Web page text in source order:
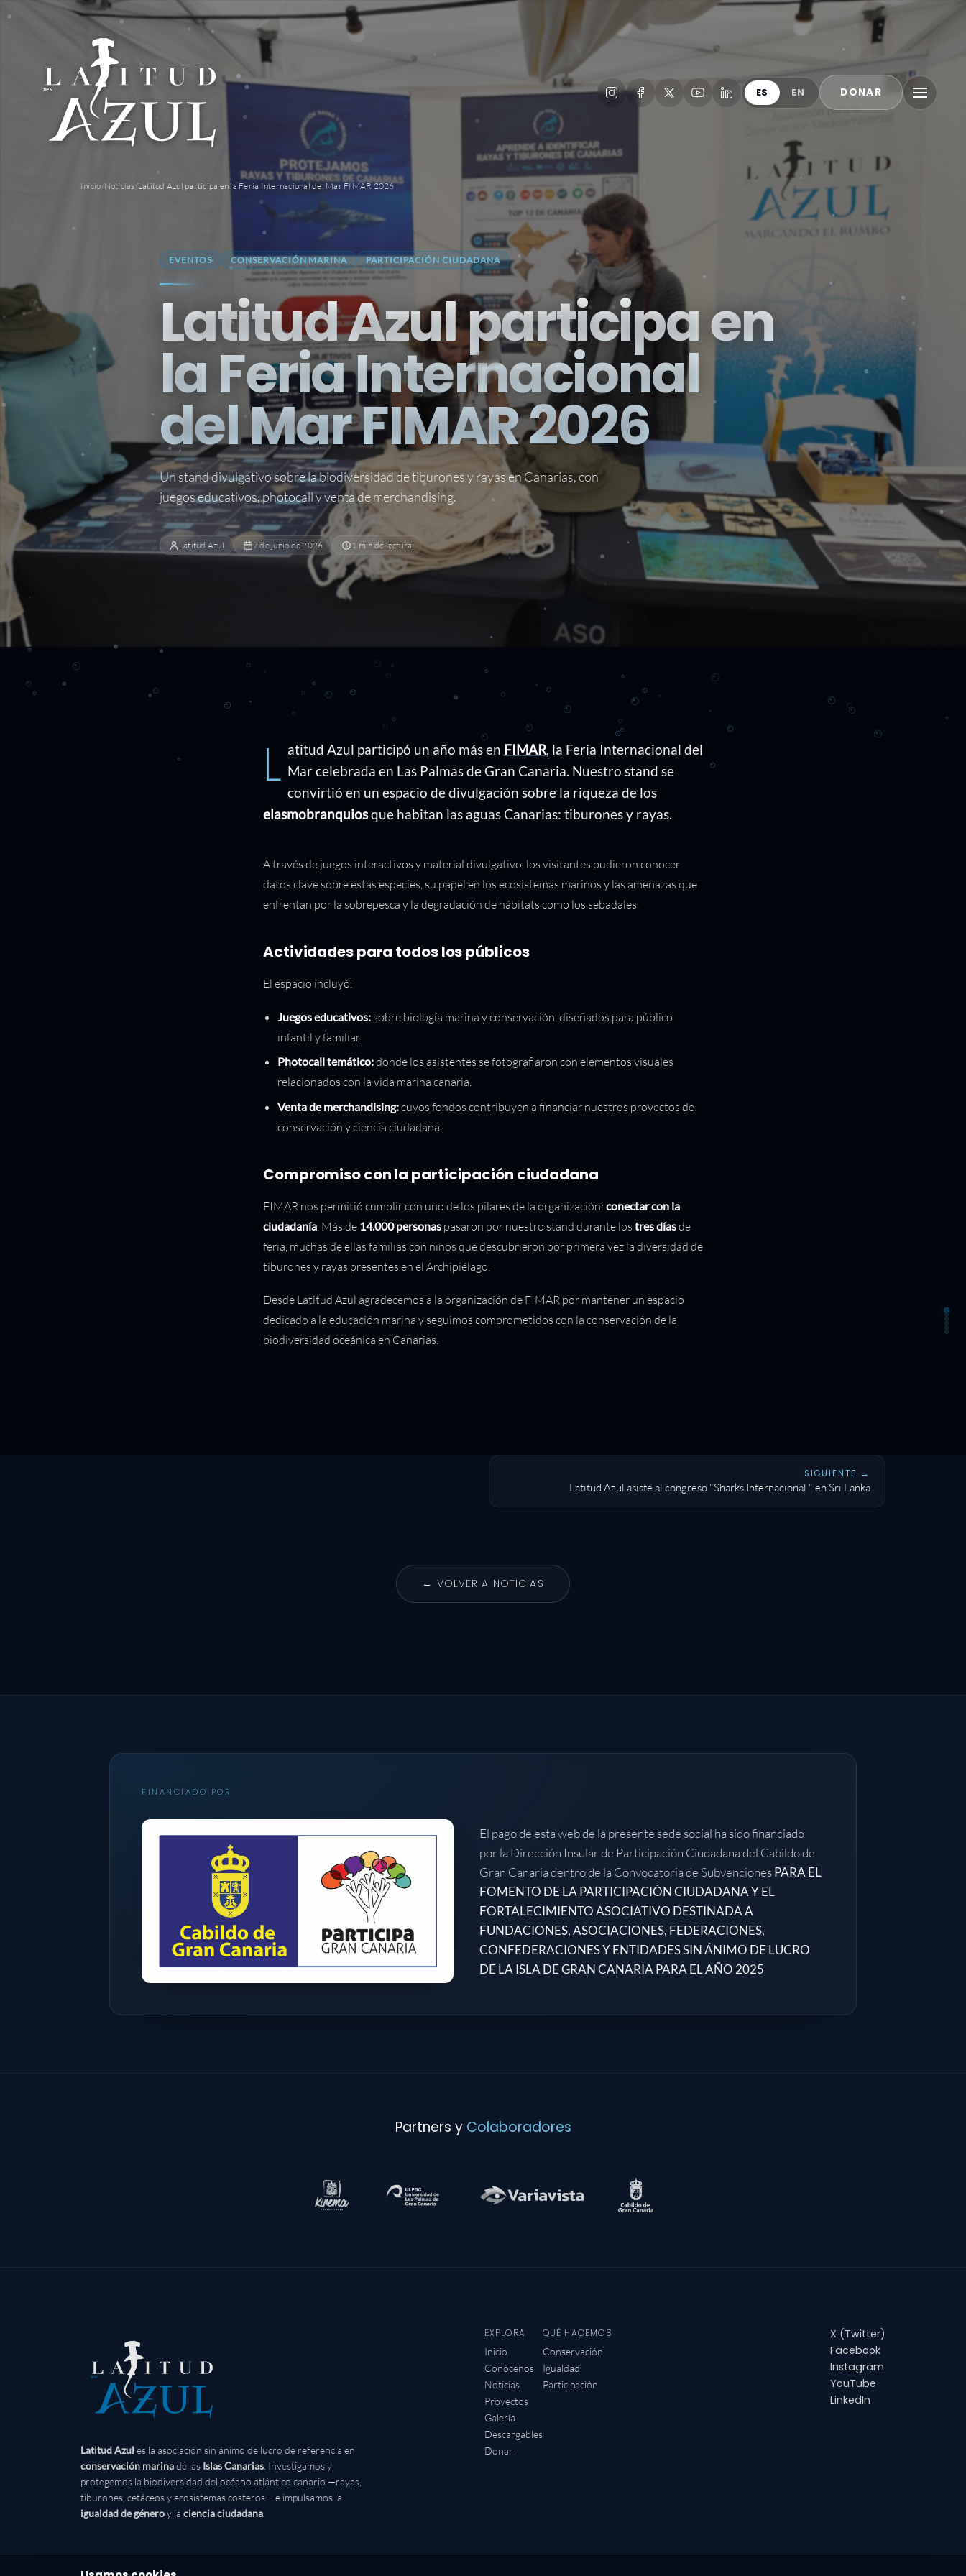
ES EN DONAR
Inicio/Noticias/Latitud Azul participa en la Feria Internacional del Mar FIMAR 2026
EVENTOS CONSERVACIÓN MARINA PARTICIPACIÓN CIUDADANA
Latitud Azul participa en
la Feria Internacional
del Mar FIMAR 2026
Un stand divulgativo sobre la biodiversidad de tiburones y rayas en Canarias, con
juegos educativos, photocall y venta de merchandising.
Latitud Azul 7 de junio de 2026 1 min de lectura
L atitud Azul participó un año más en FIMAR, la Feria Internacional del
Mar celebrada en Las Palmas de Gran Canaria. Nuestro stand se
convirtió en un espacio de divulgación sobre la riqueza de los
elasmobranquiosque habitan las aguas Canarias: tiburones y rayas.
A través de juegos interactivos y material divulgativo, los visitantes pudieron conocer
datos clave sobre estas especies, su papel en los ecosistemas marinos y las amenazas que
enfrentan por la sobrepesca y la degradación de hábitats como los sebadales.
Actividades para todos los públicos
El espacio incluyó:
Juegos educativos: sobre biología marina y conservación, diseñados para público
infantil y familiar.
Photocall temático:donde los asistentes se fotografiaron con elementos visuales
relacionados con la vida marina canaria.
Venta de merchandising:cuyos fondos contribuyen a financiar nuestros proyectos de
conservación y ciencia ciudadana.
Compromiso con la participación ciudadana
FIMAR nos permitió cumplir con uno de los pilares de la organización: conectar con la
ciudadanía . Más de 14.000 personas pasaron por nuestro stand durante los tres díasde
feria, muchas de ellas familias con niños que descubrieron por primera vez la diversidad de
tiburones y rayas presentes en el Archipiélago.
Desde Latitud Azul agradecemos a la organización de FIMAR por mantener un espacio
dedicado a la educación marina y seguimos comprometidos con la conservación de la
biodiversidad oceánica en Canarias.
SIGUIENTE →
Latitud Azul asiste al congreso "Sharks Internacional " en Sri Lanka
← VOLVER A NOTICIAS
FINANCIADO POR
El pago de esta web de la presente sede social ha sido financiado
por la Dirección Insular de Participación Ciudadana del Cabildo de
Gran Canaria dentro de la Convocatoria de SubvencionesPARA EL
FOMENTO DE LA PARTICIPACIÓN CIUDADANA Y EL
FORTALECIMIENTO ASOCIATIVO DESTINADA A
FUNDACIONES, ASOCIACIONES, FEDERACIONES,
CONFEDERACIONES Y ENTIDADES SIN ÁNIMO DE LUCRO
DE LA ISLA DE GRAN CANARIA PARA EL AÑO 2025
Partners y Colaboradores
Latitud Azul es la asociación sin ánimo de lucro de referencia en
conservación marinade las Islas Canarias . Investigamos y
protegemos la biodiversidad del océano atlántico canario —rayas,
tiburones, cetáceos y ecosistemas costeros— e impulsamos la
igualdad de géneroy la ciencia ciudadana
EXPLORA
Inicio
Conócenos
Noticias
Proyectos
Galería
Descargables
Donar
QUÉ HACEMOS
Conservación
Igualdad
Participación
X (Twitter)
Facebook
Instagram
YouTube
LinkedIn